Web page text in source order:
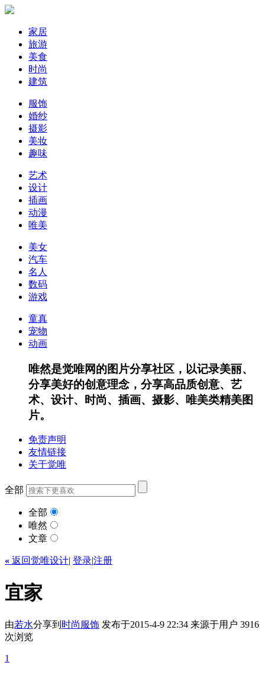
家居
旅游
美食
时尚
建筑
服饰
婚纱
摄影
美妆
趣味
艺术
设计
插画
动漫
唯美
美女
汽车
名人
数码
游戏
童真
宠物
动画
唯然是觉唯网的图片分享社区，以记录美丽、
分享美好的创意理念，分享高品质创意、艺
术、设计、时尚、插画、摄影、唯美类精美图
片。
免责声明
友情链接
关于觉唯
全部
全部
唯然
文章
« 返回觉唯设计| 登录|注册
宜家
由若水分享到 时尚 服饰 发布于2015-4-9 22:34 来源于用户 3916
次浏览
1